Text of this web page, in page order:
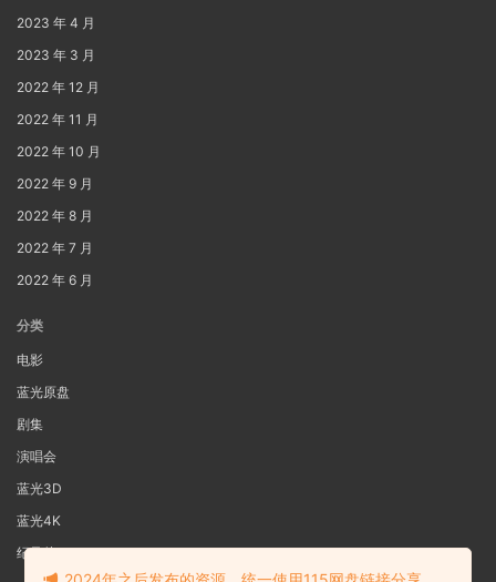
2023 年 4 月
2023 年 3 月
2022 年 12 月
2022 年 11 月
2022 年 10 月
2022 年 9 月
2022 年 8 月
2022 年 7 月
2022 年 6 月
分类
电影
蓝光原盘
剧集
演唱会
蓝光3D
蓝光4K
纪录片